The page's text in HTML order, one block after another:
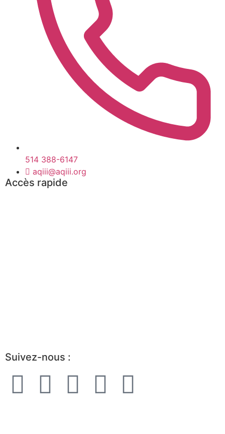
514 388-6147
aqiii@aqiii.org
Accès rapide
Suivez-nous :